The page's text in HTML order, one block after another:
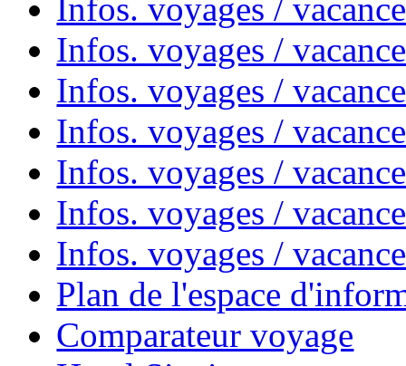
Infos. voyages /
Infos. voyages /
Infos. voyages /
Infos. voyages /
Infos. voyages /
Infos. voyages /
Infos. voyages /
Plan de l'espace
Comparateur voyage